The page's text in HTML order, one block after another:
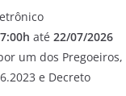
até 22/07/2026
um dos Pregoeiros,
e Decreto